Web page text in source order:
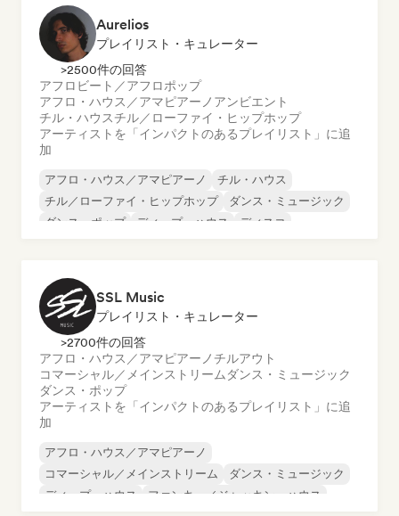
Aurelios
プレイリスト・キュレーター
>2500件の回答
アフロビート／アフロポップ
アフロ・ハウス／アマピアーノ アンビエント
チル・ハウスチル／ローファイ・ヒップホップ
アーティストを「インパクトのあるプレイリスト」に追
加
アフロ・ハウス／アマピアーノ
チル・ハウス
チル／ローファイ・ヒップホップ
ダンス・ミュージック
ダンス・ポップ
ディープ・ハウス
ディスコ
SSL Music
プレイリスト・キュレーター
>2700件の回答
アフロ・ハウス／アマピアーノ チルアウト
コマーシャル／メインストリーム ダンス・ミュージック
ダンス・ポップ
アーティストを「インパクトのあるプレイリスト」に追
加
アフロ・ハウス／アマピアーノ
コマーシャル／メインストリーム
ダンス・ミュージック
ディープ・ハウス
ファンキー／ジャッキン・ハウス